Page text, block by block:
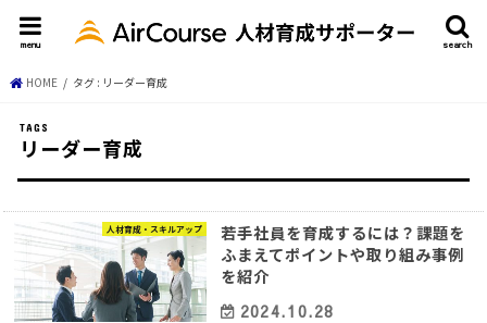
search
menu
HOME タグ : リーダー育成
リーダー育成
人材育成・スキルアップ
若手社員を育成するには？課題を
ふまえてポイントや取り組み事例
を紹介
2024.10.28